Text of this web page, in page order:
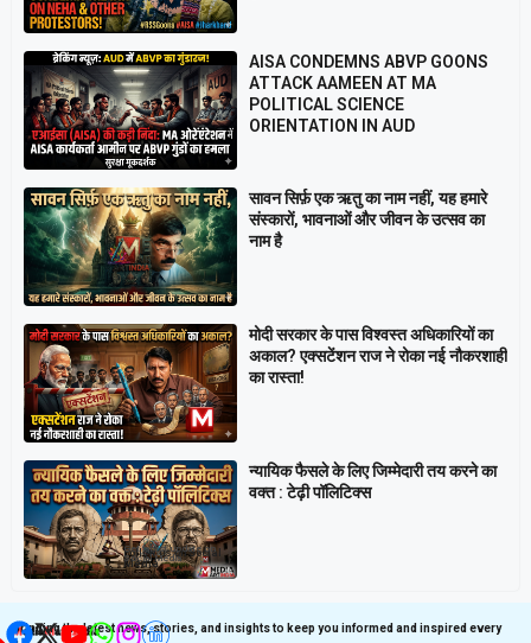
AISA CONDEMNS ABVP GOONS
ATTACK AAMEEN AT MA
POLITICAL SCIENCE
ORIENTATION IN AUD
सावन सिर्फ़ एक ऋतु का नाम नहीं, यह हमारे
संस्कारों, भावनाओं और जीवन के उत्सव का
नाम है
मोदी सरकार के पास विश्वस्त अधिकारियों का
अकाल? एक्सटेंशन राज ने रोका नई नौकरशाही
का रास्ता!
न्यायिक फैसले के लिए जिम्मेदारी तय करने का
वक्त : टेढ़ी पॉलिटिक्स
Bringing the latest news, stories, and insights to keep you informed and inspired every
Follow us on Social
Media
Get latest update on
Social Media